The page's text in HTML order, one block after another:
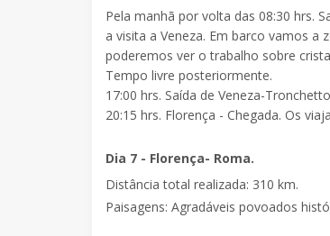
Pela manhã por volta das 08:30 hrs.
a visita a Veneza. Em barco vamos a
poderemos ver o trabalho sobre
Tempo livre posteriormente.
17:00 hrs. Saída de Veneza-
20:15 hrs. Florença - Chegada. Os
Dia 7 - Florença- Roma.
Distância total realizada: 310 km.
Paisagens: Agradáveis povoados